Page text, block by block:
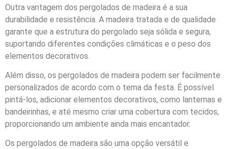
Outra vantagem dos pergolados de madeira é a sua
durabilidade e resistência. A madeira tratada e de qualidade
garante que a estrutura do pergolado seja sólida e segura,
suportando diferentes condições climáticas e o peso dos
elementos decorativos.
Além disso, os pergolados de madeira podem ser facilmente
personalizados de acordo com o tema da festa. É possível
pintá-los, adicionar elementos decorativos, como lanternas e
bandeirinhas, e até mesmo criar uma cobertura com tecidos,
proporcionando um ambiente ainda mais encantador.
Os pergolados de madeira são uma opção versátil e